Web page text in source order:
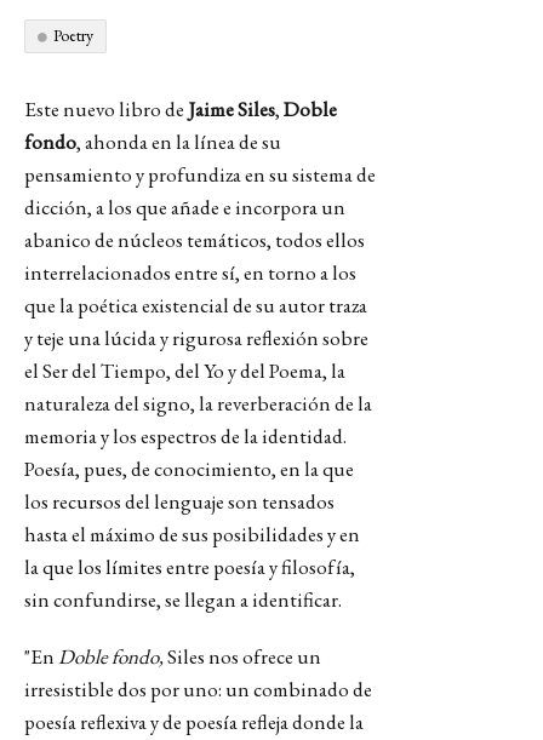
Poetry
Este nuevo libro de Jaime Siles,Doble
fondo, ahonda en la línea de su
pensamiento y profundiza en su sistema de
dicción, a los que añade e incorpora un
abanico de núcleos temáticos, todos ellos
interrelacionados entre sí, en torno a los
que la poética existencial de su autor traza
y teje una lúcida y rigurosa reflexión sobre
el Ser del Tiempo, del Yo y del Poema, la
naturaleza del signo, la reverberación de la
memoria y los espectros de la identidad.
Poesía, pues, de conocimiento, en la que
los recursos del lenguaje son tensados
hasta el máximo de sus posibilidades y en
la que los límites entre poesía y filosofía,
sin confundirse, se llegan a identificar.
"EnDoble fondo,Siles nos ofrece un
irresistible dos por uno: un combinado de
poesía reflexiva y de poesía refleja donde la